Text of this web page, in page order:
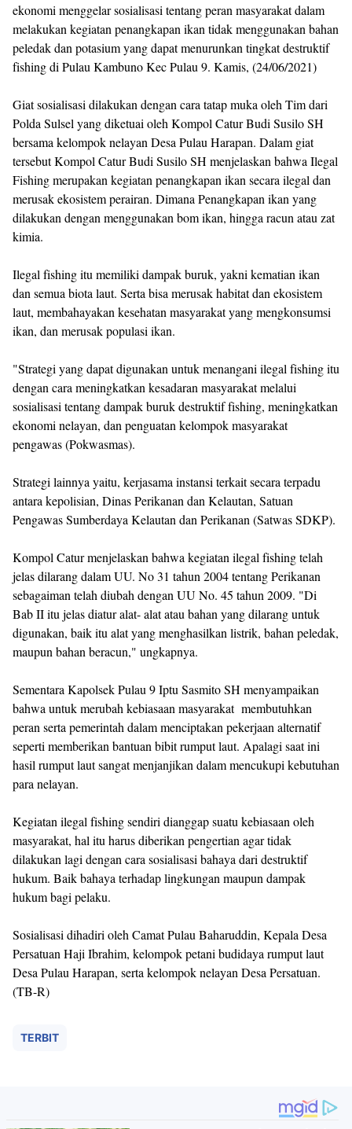
ekonomi menggelar sosialisasi tentang peran masyarakat dalam
melakukan kegiatan penangkapan ikan tidak menggunakan bahan
peledak dan potasium yang dapat menurunkan tingkat destruktif
fishing di Pulau Kambuno Kec Pulau 9. Kamis, (24/06/2021)
Giat sosialisasi dilakukan dengan cara tatap muka oleh Tim dari
Polda Sulsel yang diketuai oleh Kompol Catur Budi Susilo SH
bersama kelompok nelayan Desa Pulau Harapan. Dalam giat
tersebut Kompol Catur Budi Susilo SH menjelaskan bahwa Ilegal
Fishing merupakan kegiatan penangkapan ikan secara ilegal dan
merusak ekosistem perairan. Dimana Penangkapan ikan yang
dilakukan dengan menggunakan bom ikan, hingga racun atau zat
kimia.
Ilegal fishing itu memiliki dampak buruk, yakni kematian ikan
dan semua biota laut. Serta bisa merusak habitat dan ekosistem
laut, membahayakan kesehatan masyarakat yang mengkonsumsi
ikan, dan merusak populasi ikan.
"Strategi yang dapat digunakan untuk menangani ilegal fishing itu
dengan cara meningkatkan kesadaran masyarakat melalui
sosialisasi tentang dampak buruk destruktif fishing, meningkatkan
ekonomi nelayan, dan penguatan kelompok masyarakat
pengawas (Pokwasmas).
Strategi lainnya yaitu, kerjasama instansi terkait secara terpadu
antara kepolisian, Dinas Perikanan dan Kelautan, Satuan
Pengawas Sumberdaya Kelautan dan Perikanan (Satwas SDKP).
Kompol Catur menjelaskan bahwa kegiatan ilegal fishing telah
jelas dilarang dalam UU. No 31 tahun 2004 tentang Perikanan
sebagaiman telah diubah dengan UU No. 45 tahun 2009. "Di
Bab II itu jelas diatur alat- alat atau bahan yang dilarang untuk
digunakan, baik itu alat yang menghasilkan listrik, bahan peledak,
maupun bahan beracun," ungkapnya.
Sementara Kapolsek Pulau 9 Iptu Sasmito SH menyampaikan
bahwa untuk merubah kebiasaan masyarakat membutuhkan
peran serta pemerintah dalam menciptakan pekerjaan alternatif
seperti memberikan bantuan bibit rumput laut. Apalagi saat ini
hasil rumput laut sangat menjanjikan dalam mencukupi kebutuhan
para nelayan.
Kegiatan ilegal fishing sendiri dianggap suatu kebiasaan oleh
masyarakat, hal itu harus diberikan pengertian agar tidak
dilakukan lagi dengan cara sosialisasi bahaya dari destruktif
hukum. Baik bahaya terhadap lingkungan maupun dampak
hukum bagi pelaku.
Sosialisasi dihadiri oleh Camat Pulau Baharuddin, Kepala Desa
Persatuan Haji Ibrahim, kelompok petani budidaya rumput laut
Desa Pulau Harapan, serta kelompok nelayan Desa Persatuan.
(TB-R)
TERBIT